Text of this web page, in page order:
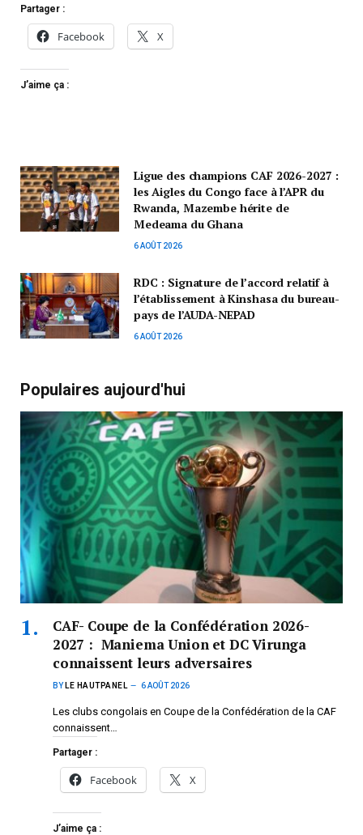
Partager :
Facebook X
J’aime ça :
Ligue des champions CAF 2026-2027 :
les Aigles du Congo face à l’APR du
Rwanda, Mazembe hérite de
Medeama du Ghana
6 AOÛT 2026
RDC : Signature de l’accord relatif à
l’établissement à Kinshasa du bureau-
pays de l’AUDA-NEPAD
6 AOÛT 2026
Populaires aujourd'hui
CAF- Coupe de la Confédération 2026-
2027 : Maniema Union et DC Virunga
connaissent leurs adversaires
BY LE HAUTPANEL 6 AOÛT 2026
Les clubs congolais en Coupe de la Confédération de la CAF
connaissent…
Partager :
Facebook X
J’aime ça :